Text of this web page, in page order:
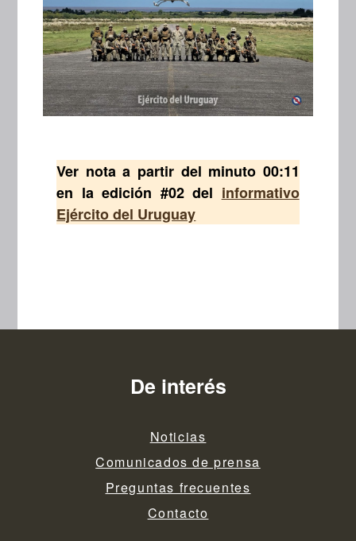
Ver nota a partir del minuto 00:11
en la edición #02 del informativo
Ejército del Uruguay
De interés
Noticias
Comunicados de prensa
Preguntas frecuentes
Contacto